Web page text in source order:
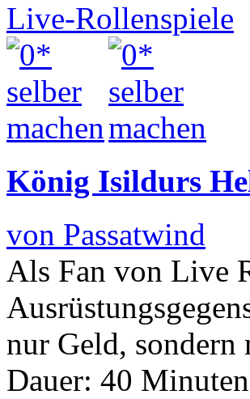
König Isildurs
von Passatwind
Als Fan von Live
nur Geld, sondern
Dauer: 40 Minuten